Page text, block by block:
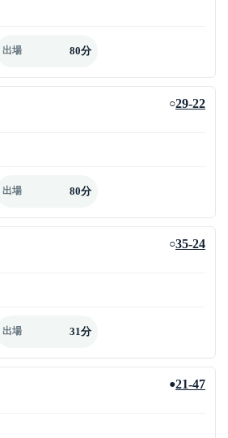
出場 80分
○29-22
出場 80分
○35-24
出場 31分
●21-47